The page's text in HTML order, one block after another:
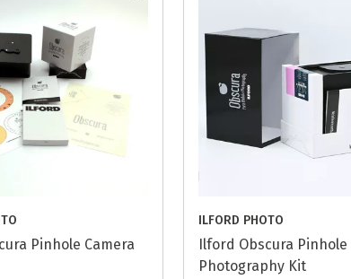
Pinhole Camera
ILFORD PHOTO
Ilford Obscura Pinhole
Photography Kit